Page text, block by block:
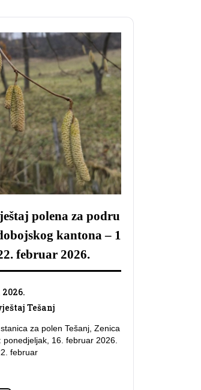
polena za podru
kantona – 1
februar 2026.
Tešanj
za polen Tešanj, Zenica
ponedjeljak, 16. februar 2026.
februar